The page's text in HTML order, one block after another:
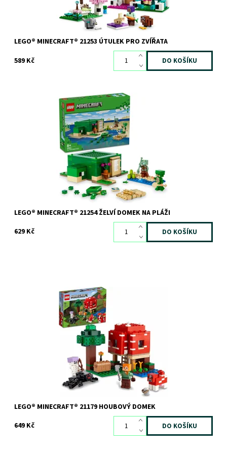
LEGO® MINECRAFT® 21253 ÚTULEK PRO ZVÍŘATA
589 Kč
Želví domek plný zábavy a postav ze světa Minecraft®
Skladem3 ks
11466
LEGO
LEGO® MINECRAFT® 21254 ŽELVÍ DOMEK NA PLÁŽI
629 Kč
Zábava ze světa Minecraft® v obřím houbovém domku
Skladem3 ks
9558
LEGO® MINECRAFT® 21179 HOUBOVÝ DOMEK
649 Kč